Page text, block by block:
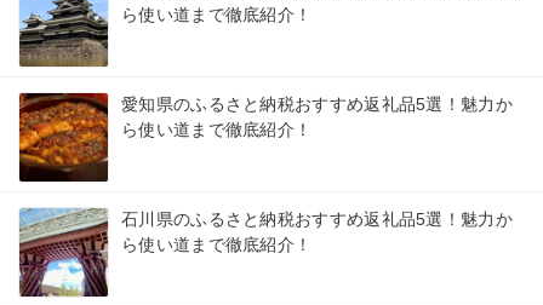
ら使い道まで徹底紹介！
愛知県のふるさと納税おすすめ返礼品5選！魅力か
ら使い道まで徹底紹介！
石川県のふるさと納税おすすめ返礼品5選！魅力か
ら使い道まで徹底紹介！